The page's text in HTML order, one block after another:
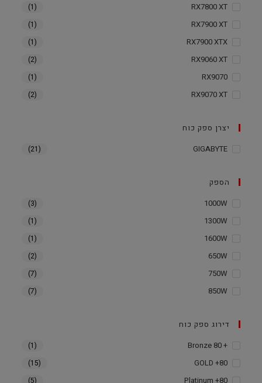
RX7800 XT
(1)
RX7900 XT
(1)
RX7900 XTX
(1)
RX9060 XT
(2)
RX9070
(1)
RX9070 XT
(2)
יצרן ספק כוח
GIGABYTE
(21)
הספק
1000W
(3)
1300W
(1)
1600W
(1)
650W
(2)
750W
(7)
850W
(7)
דירוג ספק כוח
+ Bronze 80
(1)
80+ GOLD
(15)
80+ Platinum
(5)